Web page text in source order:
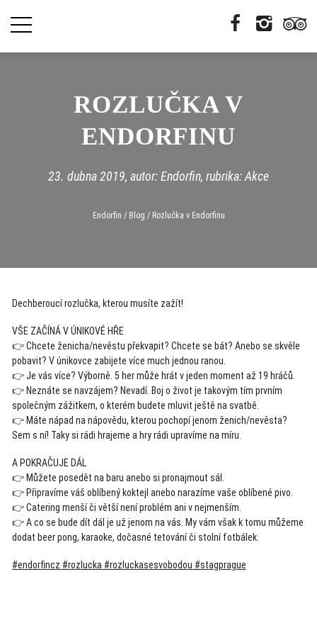
ROZLUČKA V
ENDORFINU
23. dubna 2019, autor: Endorfin, rubrika:Akce
Endorfin / Blog / Rozlučka v Endorfinu
Dechberoucí rozlučka, kterou musíte zažít!
VŠE ZAČÍNÁ V ÚNIKOVÉ HŘE
👉 Chcete ženicha/nevěstu překvapit? Chcete se bát? Anebo se skvěle
pobavit? V únikovce zabijete více much jednou ranou.
👉 Je vás více? Výborně. 5 her může hrát v jeden moment až 19 hráčů.
👉 Neznáte se navzájem? Nevadí. Boj o život je takovým tím prvním
společným zážitkem, o kterém budete mluvit ještě na svatbě.
👉 Máte nápad na nápovědu, kterou pochopí jenom ženich/nevěsta?
Sem s ní! Taky si rádi hrajeme a hry rádi upravíme na míru.
A POKRAČUJE DÁL
👉 Můžete posedět na baru anebo si pronajmout sál.
👉 Připravíme váš oblíbený koktejl anebo narazíme vaše oblíbené pivo.
👉 Catering menší či větší není problém ani v nejmenším.
👉 A co se bude dít dál je už jenom na vás. My vám však k tomu můžeme
dodat beer pong, karaoke, dočasné tetování či stolní fotbálek.
#endorfincz #rozlucka #rozluckasesvobodou #stagprague